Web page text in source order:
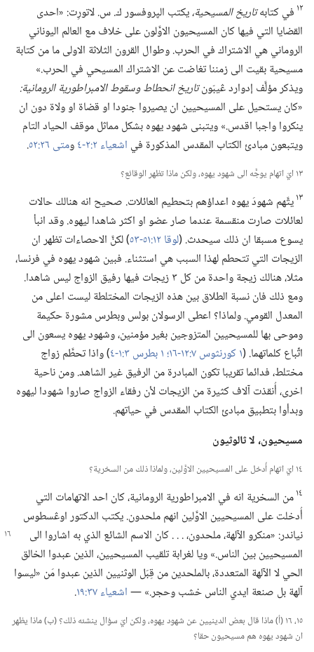
١٢ في كتابهتاريخ المسيحية،‏يكتب الپروفسور ك.‏ س.‏ لاتورِت:‏ «احدى
القضايا التي فيها كان المسيحيون الاوَّلون على خلاف مع العالم اليوناني
الروماني هي الاشتراك في الحرب.‏ وطوال القرون الثلاثة الاولى ما من كتابة
مسيحية بقيت الى زمننا تغاضت عن الاشتراك المسيحي في الحرب.‏»
ويذكر مؤلَّف إدوارد ڠيبّونتاريخ انحطاط وسقوط الامبراطورية الرومانية:‏
‏«كان يستحيل على المسيحيين ان يصيروا جنودا او قضاة او ولاة دون ان
ينكروا واجبا اقدس.‏» ويتبنى شهود يهوه بشكل مماثل موقف الحياد التام
ويتبعون مبادئ الكتاب المقدس المذكورة في اشعياء ٢:‏٢-‏٤ ومتى ٢٦:‏٥٢ ‏.‏
١٣ ايّ اتهام يوجَّه الى شهود يهوه،‏ ولكن ماذا تظهر الوقائع؟‏
١٣يتَّهم شهودَ يهوه اعداؤهم بتحطيم العائلات.‏ صحيح انه هنالك حالات
لعائلات صارت منقسمة عندما صار عضو او اكثر شاهدا ليهوه.‏ وقد انبأ
يسوع مسبقا ان ذلك سيحدث.‏ (‏لوقا ١٢:‏٥١-‏٥٣
‏)‏ لكنَّ الاحصاءات تظهر ان
الزيجات التي تتحطم لهذا السبب هي استثناء.‏ فبين شهود يهوه في فرنسا،‏
مثلا،‏ هنالك زيجة واحدة من كل ٣ زيجات فيها رفيق الزواج ليس شاهدا.‏
ومع ذلك فان نسبة الطلاق بين هذه الزيجات المختلطة ليست اعلى من
المعدل القومي.‏ ولماذا؟‏ اعطى الرسولان بولس وبطرس مشورة حكيمة
وموحى بها للمسيحيين المتزوجين بغير مؤمنين،‏ وشهود يهوه يسعون الى
اتِّباع كلماتهما.‏ (‏١ كورنثوس ٧:‏١٢-‏١٦؛‏
‏)‏ واذا تحطَّم زواج
مختلط،‏ فدائما تقريبا تكون المبادرة من الرفيق غير الشاهد.‏ ومن ناحية
اخرى،‏ أُنقذت آلاف كثيرة من الزيجات لأن رفقاء الزواج صاروا شهودا ليهوه
وبدأوا بتطبيق مبادئ الكتاب المقدس في حياتهم.‏
مسيحيون،‏ لا ثالوثيون
١٤ ايّ اتهام أُدخل على المسيحيين الاوَّلين،‏ ولماذا ذلك من السخرية؟‏
١٤من السخرية انه في الامبراطورية الرومانية،‏ كان احد الاتهامات التي
أُدخلت على المسيحيين الاوَّلين انهم ملحدون.‏ يكتب الدكتور اوڠسطوس
نياندر:‏ «منكرو الآلهة،‏ ملحدون،‏ .‏ .‏ .‏ كان الاسم الشائع الذي به اشاروا الى
المسيحيين بين الناس.‏» ويا لغرابة تلقيب المسيحيين،‏ الذين عبدوا الخالق
الحي لا الآلهة المتعددة،‏ بالملحدين من قِبَل الوثنيين الذين عبدوا مَن «ليسوا
آلهة بل صنعة ايدي الناس خشب وحجر.‏» —‏اشعياء ٣٧:‏١٩ ‏.‏
١٥،‏ ١٦ (‏أ)‏ ماذا قال بعض الدينيين عن شهود يهوه،‏ ولكن ايّ سؤال ينشئه ذلك؟‏ (‏ب)‏ ماذا يظهر
ان شهود يهوه هم مسيحيون حقا؟‏